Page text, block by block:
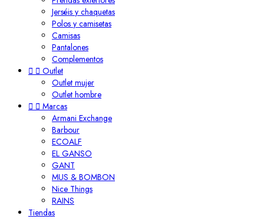
Jerséis y chaquetas
Polos y camisetas
Camisas
Pantalones
Complementos
  Outlet
Outlet mujer
Outlet hombre
  Marcas
Armani Exchange
Barbour
ECOALF
EL GANSO
GANT
MUS & BOMBON
Nice Things
RAINS
Tiendas